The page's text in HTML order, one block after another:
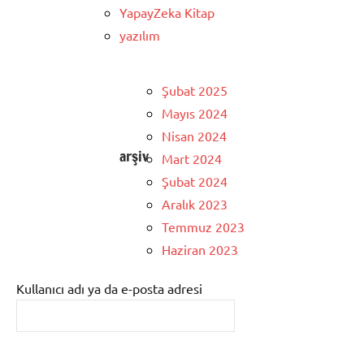
YapayZeka Kitap
yazılım
arşiv
Şubat 2025
Mayıs 2024
Nisan 2024
Mart 2024
Şubat 2024
Aralık 2023
Temmuz 2023
Haziran 2023
Kullanıcı adı ya da e-posta adresi